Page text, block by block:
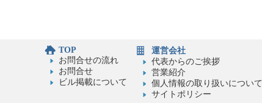
TOP
お問合せの流れ
お問合せ
ビル掲載について
運営会社
代表からのご挨拶
営業紹介
個人情報の取り扱いについて
サイトポリシー